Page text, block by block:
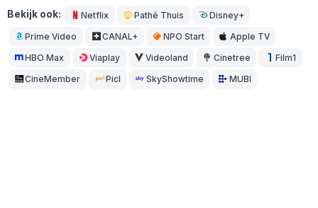
Bekijk ook: Netflix Pathé Thuis Disney+
Prime Video CANAL+ NPO Start Apple TV
HBO Max Viaplay Videoland Cinetree Film1
CineMember Picl SkyShowtime MUBI